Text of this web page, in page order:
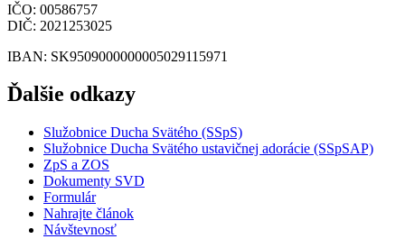
IČO: 00586757
DIČ: 2021253025
IBAN: SK9509000000005029115971
Ďalšie odkazy
Služobnice Ducha Svätého (SSpS)
Služobnice Ducha Svätého ustavičnej adorácie (SSpSAP)
ZpS a ZOS
Dokumenty SVD
Formulár
Nahrajte článok
Návštevnosť